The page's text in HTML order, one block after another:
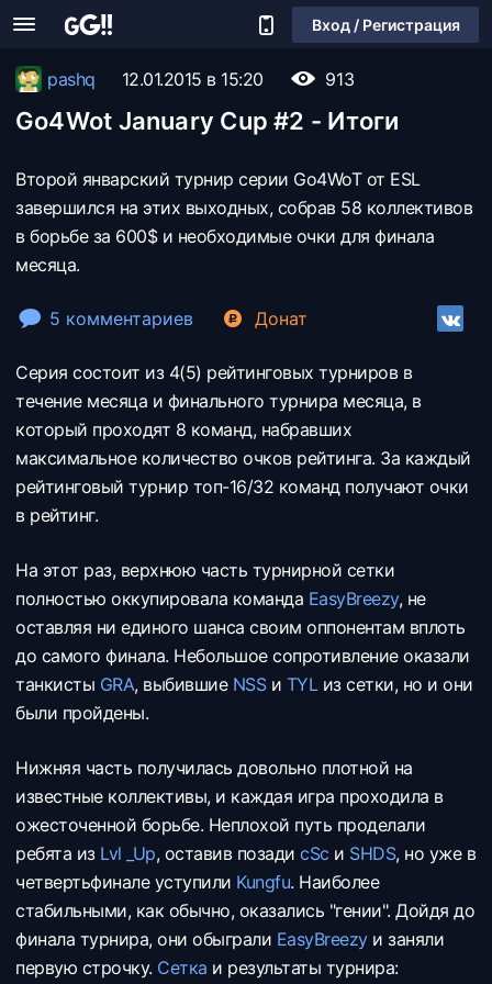
Вход / Регистрация
pashq 12.01.2015 в 15:20 913
Go4Wot January Cup #2 - Итоги
Второй январский турнир серии Go4WoT от ESL
завершился на этих выходных, собрав 58 коллективов
в борьбе за 600$ и необходимые очки для финала
месяца.
5 комментариев Донат
Серия состоит из 4(5) рейтинговых турниров в
течение месяца и финального турнира месяца, в
который проходят 8 команд, набравших
максимальное количество очков рейтинга. За каждый
рейтинговый турнир топ-16/32 команд получают очки
в рейтинг.
На этот раз, верхнюю часть турнирной сетки
полностью оккупировала команда EasyBreezy, не
оставляя ни единого шанса своим оппонентам вплоть
до самого финала. Небольшое сопротивление оказали
танкисты GRA, выбившие NSSи TYLиз сетки, но и они
были пройдены.
Нижняя часть получилась довольно плотной на
известные коллективы, и каждая игра проходила в
ожесточенной борьбе. Неплохой путь проделали
ребята из Lvl _Up, оставив позади cSc и SHDS, но уже в
четвертьфинале уступили Kungfu. Наиболее
стабильными, как обычно, оказались "гении". Дойдя до
финала турнира, они обыграли EasyBreezyи заняли
первую строчку. Сетка и результаты турнира: